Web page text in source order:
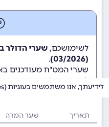
לשימושכם,
(03/2026)
.
שערי המט"ח מעודכנים
לשימוש גולשי ומשתמשי
תאריך שער המרה
לידיעתך, אנו משתמשים בעוגיות (cookies) באתר זה.